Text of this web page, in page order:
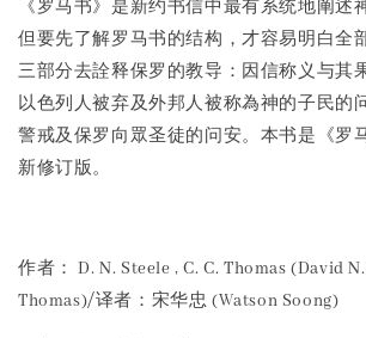
《罗马书》是新约书信中最有系统地阐述
但要先了解罗马书的结构，才容易明白全
三部分去詮释保罗的教导：因信称义与其
以色列人被弃及外邦人被称為神的子民的
警戒及保罗向眾圣徒的问安。本书是《罗
新修订版。
作者： D. N. Steele , C. C. Thomas (David
Thomas)/译者：宋华忠 (Watson Soong)